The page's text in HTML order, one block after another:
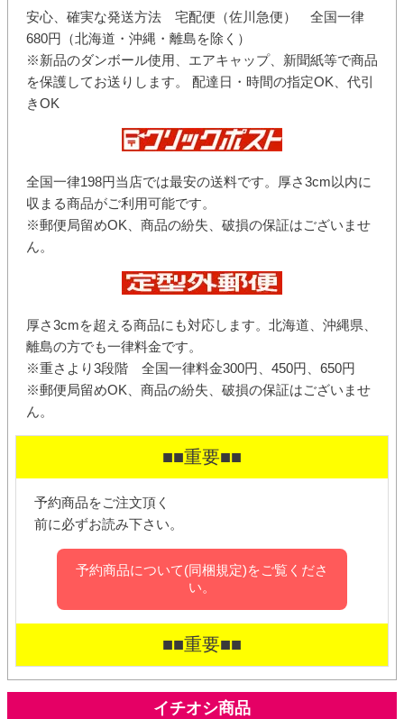
安心、確実な発送方法 宅配便（佐川急便） 全国一律
680円（北海道・沖縄・離島を除く）
※新品のダンボール使用、エアキャップ、新聞紙等で商品
を保護してお送りします。 配達日・時間の指定OK、代引
きOK
全国一律198円当店では最安の送料です。厚さ3cm以内に
収まる商品がご利用可能です。
※郵便局留めOK、商品の紛失、破損の保証はございませ
ん。
厚さ3cmを超える商品にも対応します。北海道、沖縄県、
離島の方でも一律料金です。
※重さより3段階 全国一律料金300円、450円、650円
※郵便局留めOK、商品の紛失、破損の保証はございませ
ん。
■■重要■■
予約商品をご注文頂く
前に必ずお読み下さい。
予約商品について(同梱規定)をご覧くださ
い。
■■重要■■